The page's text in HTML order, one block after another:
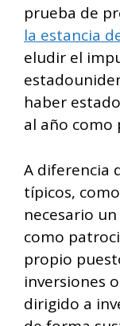
prueba de
la estancia
eludir el
haber
al año como
A diferencia
típicos,
necesario
como
propio
inversiones
dirigido a